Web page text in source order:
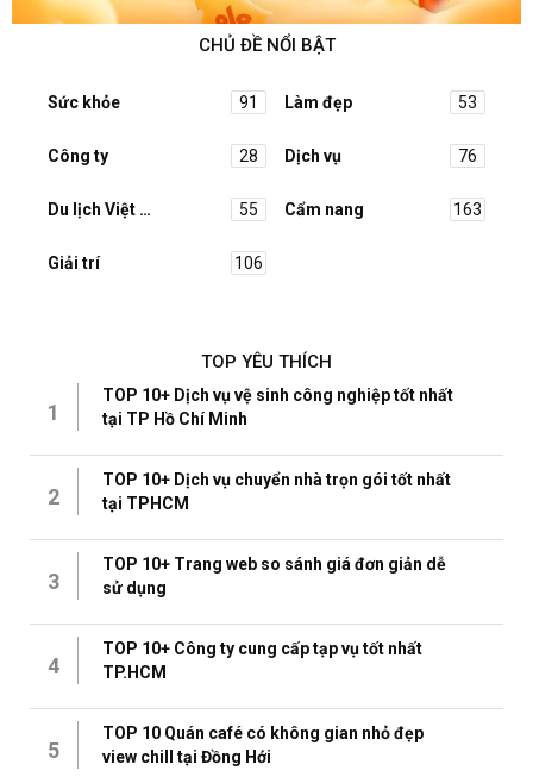
CHỦ ĐỀ NỔI BẬT
Sức khỏe 91 Làm đẹp 53
Công ty 28 Dịch vụ 76
Du lịch Việt Nam 55 Cẩm nang 163
Giải trí 106
TOP YÊU THÍCH
1
TOP 10+ Dịch vụ vệ sinh công nghiệp tốt nhất
tại TP Hồ Chí Minh
2
TOP 10+ Dịch vụ chuyển nhà trọn gói tốt nhất
tại TPHCM
3
TOP 10+ Trang web so sánh giá đơn giản dễ
sử dụng
4
TOP 10+ Công ty cung cấp tạp vụ tốt nhất
TP.HCM
5
TOP 10 Quán café có không gian nhỏ đẹp
view chill tại Đồng Hới